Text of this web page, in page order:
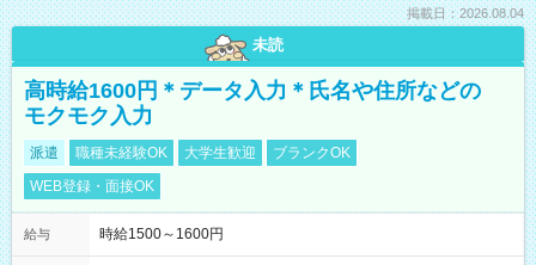
掲載日：2026.08.04
未読
高時給1600円＊データ入力＊氏名や住所などの
モクモク入力
派遣 職種未経験OK 大学生歓迎
ブランクOK
WEB登録・面接OK
給与 時給1500～1600円